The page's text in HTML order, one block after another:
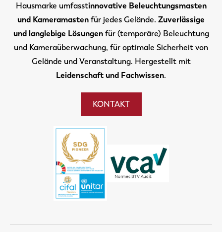
Hausmarke umfasstinnovative Beleuchtungsmasten
und Kameramasten für jedes Gelände. Zuverlässige
und langlebige Lösungenfür (temporäre) Beleuchtung
und Kameraüberwachung, für optimale Sicherheit von
Gelände und Veranstaltung. Hergestellt mit
Leidenschaft und Fachwissen.
KONTAKT